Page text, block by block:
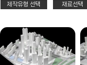
제작유형 선택 재료선택
제작유형선택
PT
제출
현상